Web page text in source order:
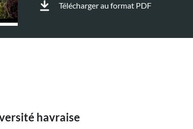
Télécharger au format PDF
havraise